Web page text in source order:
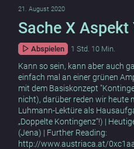
21. August 2020
Sache X
Abspielen 1 Std. 10 Min.
Kann so sein, kann aber auch
einfach mal an einer grünen
mit dem Basiskonzept
nicht), darüber reden wir heute
Luhmann-Lektüre als
„Doppelte Kontingenz“!) |
(Jena) | Further Reading:
http://www.austriaca.at/